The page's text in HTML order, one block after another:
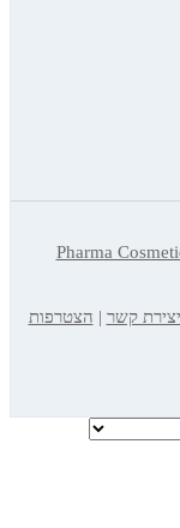
Pharma
יצירת קשר | הצטרפות